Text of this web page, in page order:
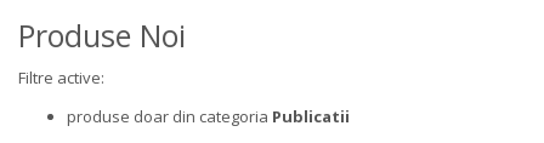
Produse Noi
Filtre active:
produse doar din categoria Publicatii